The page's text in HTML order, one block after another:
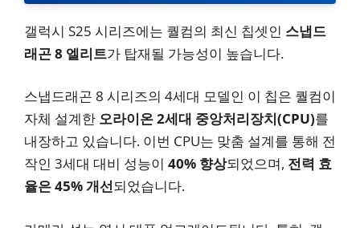
갤럭시 S25 시리즈에는 퀄컴의 최신 칩셋인 스냅드
래곤 8 엘리트가 탑재될 가능성이 높습니다.
스냅드래곤 8 시리즈의 4세대 모델인 이 칩은 퀄컴이
자체 설계한 오라이온 2세대 중앙처리장치(CPU)를
내장하고 있습니다. 이번 CPU는 맞춤 설계를 통해 전
작인 3세대 대비 성능이 40% 향상되었으며, 전력 효
율은 45% 개선되었습니다.